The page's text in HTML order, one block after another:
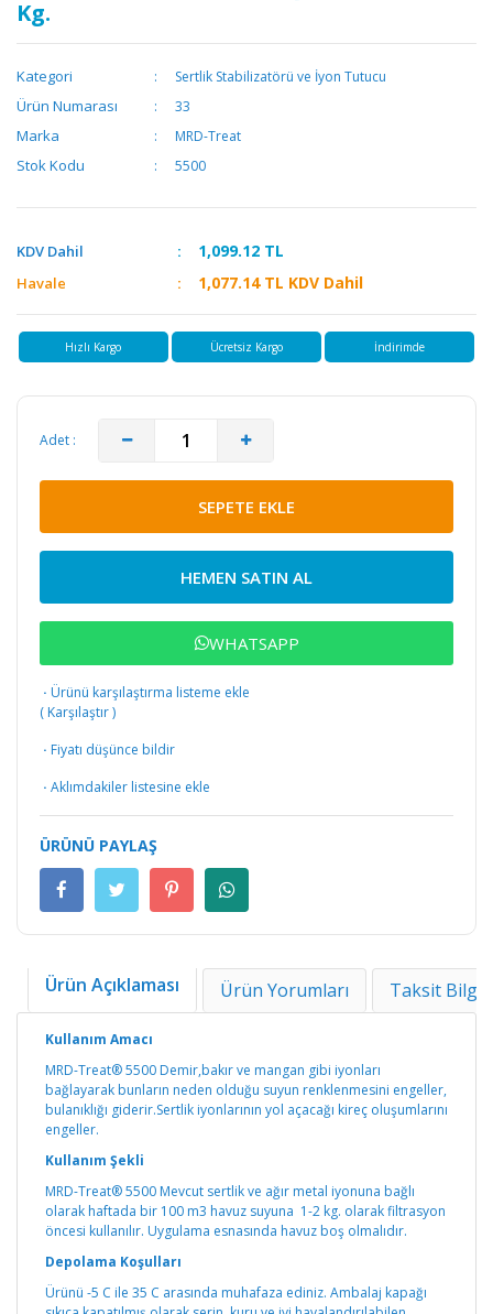
Kg.
Kategori Sertlik Stabilizatörü ve İyon Tutucu
Ürün Numarası 33
Marka MRD-Treat
Stok Kodu 5500
KDV Dahil 1,099.12 TL
Havale 1,077.14TL KDV Dahil
Hızlı Kargo Ücretsiz Kargo İndirimde
Adet :
SEPETE EKLE
HEMEN SATIN AL
WHATSAPP
· Ürünü karşılaştırma listeme ekle
( Karşılaştır)
· Fiyatı düşünce bildir
· Aklımdakiler listesine ekle
ÜRÜNÜ PAYLAŞ
Ürün Açıklaması Ürün Yorumları Taksit
Kullanım Amacı
MRD-Treat® 5500 Demir,bakır ve mangan gibi iyonları
bağlayarak bunların neden olduğu suyun renklenmesini engeller,
bulanıklığı giderir.Sertlik iyonlarının yol açacağı kireç oluşumlarını
engeller.
Kullanım Şekli
MRD-Treat® 5500 Mevcut sertlik ve ağır metal iyonuna bağlı
olarak haftada bir 100 m3 havuz suyuna 1-2 kg. olarak filtrasyon
öncesi kullanılır. Uygulama esnasında havuz boş olmalıdır.
Depolama Koşulları
Ürünü -5 C ile 35 C arasında muhafaza ediniz. Ambalaj kapağı